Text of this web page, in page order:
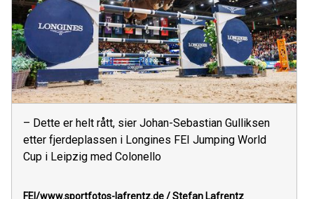
– Dette er helt rått, sier Johan-Sebastian Gulliksen
etter fjerdeplassen i Longines FEI Jumping World
Cup i Leipzig med Colonello
FEI/www.sportfotos-lafrentz.de / Stefan Lafrentz